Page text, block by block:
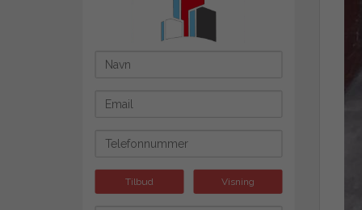
Tilbud Visning